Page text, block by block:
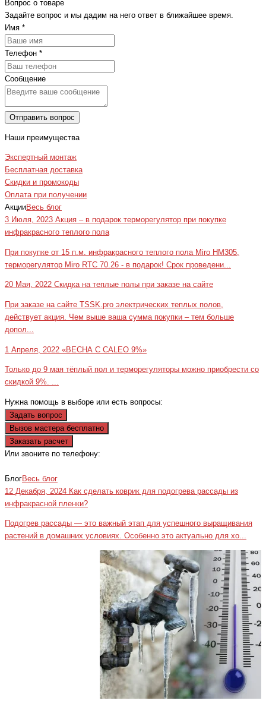
Вопрос о товаре
Задайте вопрос и мы дадим на него ответ в ближайшее время.
Имя *
Телефон *
Сообщение
Отправить вопрос
Наши преимущества
Экспертный монтаж
Бесплатная доставка
Скидки и промокоды
Оплата при получении
АкцииВесь блог
3 Июля, 2023 Акция – в подарок терморегулятор при покупке
инфракрасного теплого пола
При покупке от 15 п.м. инфракрасного теплого пола Miro HM305,
терморегулятор Miro RTC 70.26 - в подарок! Срок проведени...
20 Мая, 2022 Скидка на теплые полы при заказе на сайте
При заказе на сайте TSSK.pro электрических теплых полов,
действует акция. Чем выше ваша сумма покупки – тем больше
допол...
1 Апреля, 2022 «ВЕСНА С CALEO 9%»
Только до 9 мая тёплый пол и терморегуляторы можно приобрести со
скидкой 9%. ...
Нужна помощь в выборе или есть вопросы:
Задать вопрос
Вызов мастера бесплатно
Заказать расчет
Или звоните по телефону:
БлогВесь блог
12 Декабря, 2024 Как сделать коврик для подогрева рассады из
инфракрасной пленки?
Подогрев рассады — это важный этап для успешного выращивания
растений в домашних условиях. Особенно это актуально для хо...